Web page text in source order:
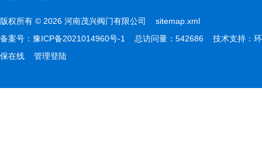
版权所有 © 2026 河南茂兴阀门有限公司 sitemap.xml
备案号： 豫ICP备2021014960号-1 总访问量：542686 技术支持： 环
保在线
管理登陆